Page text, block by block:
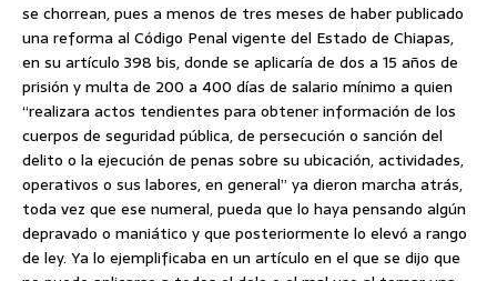
se chorrean, pues a menos de tres meses de haber publicado
una reforma al Código Penal vigente del Estado de Chiapas,
en su artículo 398 bis, donde se aplicaría de dos a 15 años de
prisión y multa de 200 a 400 días de salario mínimo a quien
“realizara actos tendientes para obtener información de los
cuerpos de seguridad pública, de persecución o sanción del
delito o la ejecución de penas sobre su ubicación, actividades,
operativos o sus labores, en general” ya dieron marcha atrás,
toda vez que ese numeral, pueda que lo haya pensando algún
depravado o maniático y que posteriormente lo elevó a rango
de ley. Ya lo ejemplificaba en un artículo en el que se dijo que